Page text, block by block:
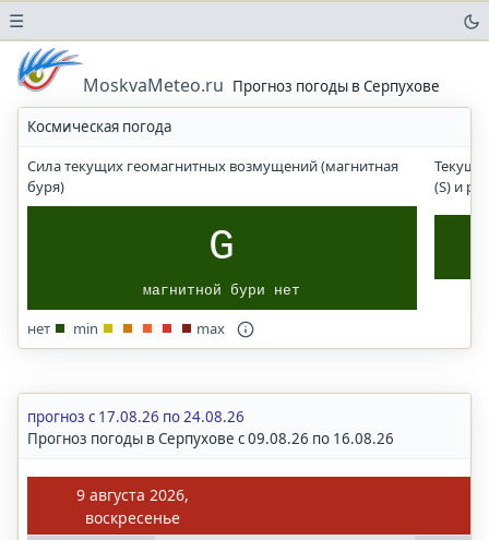
MoskvaMeteo.ru Прогноз погоды в Серпухове
☰
Космическая погода
Сила текущих геомагнитных возмущений (магнитная
буря)
G
магнитной бури нет
(S) и
нет min max
прогноз с 17.08.26 по 24.08.26
Прогноз погоды в Серпухове с 09.08.26 по 16.08.26
9 августа 2026,
воскресенье
Погода
в
Прогноз
УФ-
индекса
населенных
пунктах
Волгоградская
область
Московская
область